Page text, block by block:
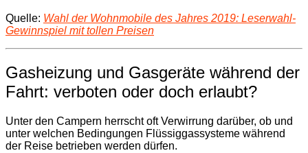
Quelle: Wahl der Wohnmobile des Jahres 2019: Leserwahl-
Gewinnspiel mit tollen Preisen
Gasheizung und Gasgeräte während der
Fahrt: verboten oder doch erlaubt?
Unter den Campern herrscht oft Verwirrung darüber, ob und
unter welchen Bedingungen Flüssiggassysteme während
der Reise betrieben werden dürfen.